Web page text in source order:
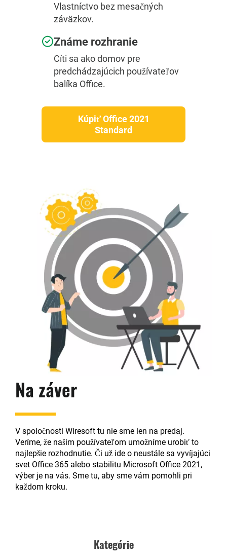
Vlastníctvo bez mesačných
záväzkov.
Známe rozhranie
Cíti sa ako domov pre
predchádzajúcich používateľov
balíka Office.
Kúpiť Office 2021
Standard
Na záver
V spoločnosti Wiresoft tu nie sme len na predaj.
Veríme, že našim používateľom umožníme urobiť to
najlepšie rozhodnutie. Či už ide o neustále sa vyvíjajúci
svet Office 365 alebo stabilitu Microsoft Office 2021,
výber je na vás. Sme tu, aby sme vám pomohli pri
každom kroku.
Kategórie